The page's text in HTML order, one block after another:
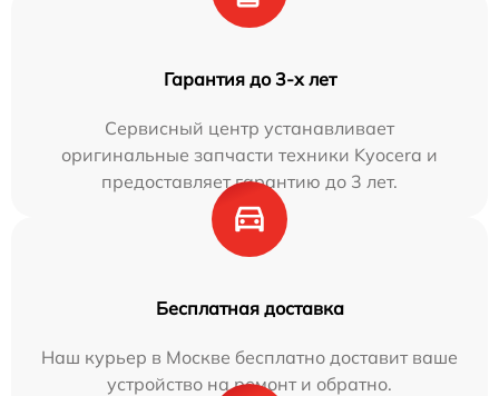
Гарантия до 3-х лет
Сервисный центр устанавливает
оригинальные запчасти техники Kyocera и
предоставляет гарантию до 3 лет.
Бесплатная доставка
Наш курьер в Москве бесплатно доставит ваше
устройство на ремонт и обратно.